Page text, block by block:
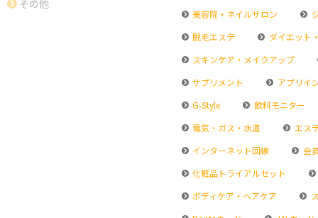
その他
美容院・ネイルサロン
脱毛エステ
ダイエット
スキンケア・メイクアップ
サプリメント
アプリイ
G-Style
飲料モニター
電気・ガス・水道
エス
インターネット回線
会
化粧品トライアルセット
ボディケア・ヘアケア